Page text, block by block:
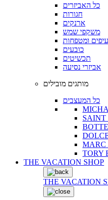
כל האביזרים
חגורות
ארנקים
משקפי שמש
ומטפחות
כובעים
תכשיטים
אביזרי נסיעה
מותגים מובילים
כל המעצבים
MARC
TORY
THE VACATION SHOP
THE VACATION